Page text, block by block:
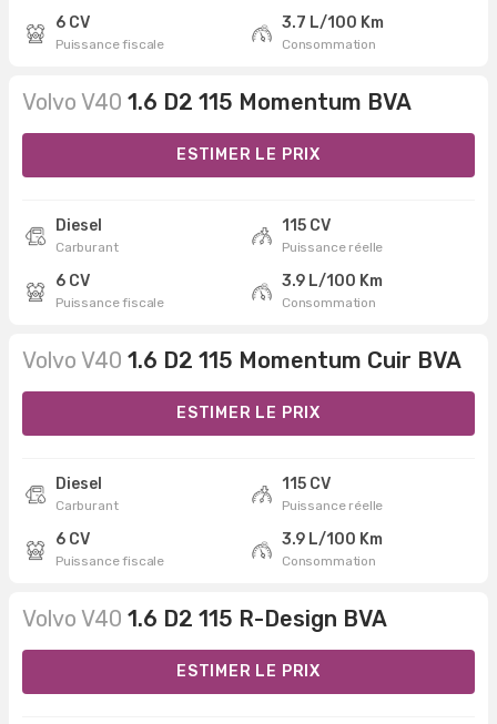
6 CV
Puissance fiscale
3.7 L/100 Km
Consommation
Volvo V40 1.6 D2 115 Momentum BVA
ESTIMER LE PRIX
Diesel
Carburant
115 CV
Puissance réelle
6 CV
Puissance fiscale
3.9 L/100 Km
Consommation
Volvo V40 1.6 D2 115 Momentum Cuir BVA
ESTIMER LE PRIX
Diesel
Carburant
115 CV
Puissance réelle
6 CV
Puissance fiscale
3.9 L/100 Km
Consommation
Volvo V40 1.6 D2 115 R-Design BVA
ESTIMER LE PRIX